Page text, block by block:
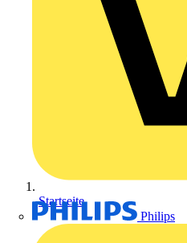
Philips
Startseite